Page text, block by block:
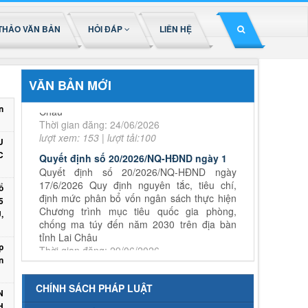
VĂN BẢN HỎI ĐÁP LIÊN HỆ
VĂN BẢN MỚI
Quyết định số 44/2026/QĐ-UBND
hành chính về đất đai trên địa bàn tỉnh Lai
Châu
Quyết định số 20/2026/NQ-HĐND ngày 1
Quyết định số 20/2026/NQ-HĐND ngày
17/6/2026 Quy định nguyên tắc, tiêu chí,
định mức phân bổ vốn ngân sách thực hiện
Chương trình mục tiêu quốc gia phòng,
chống ma túy đến năm 2030 trên địa bàn
tỉnh Lai Châu
Thời gian đăng: 29/06/2026
lượt xem: 101 | lượt tải:61
03/6/2026 Quy định về mức thu và quản lý,
sử dụng kinh phí đóng góp của tổ chức, cá
CHÍNH SÁCH PHÁP LUẬT